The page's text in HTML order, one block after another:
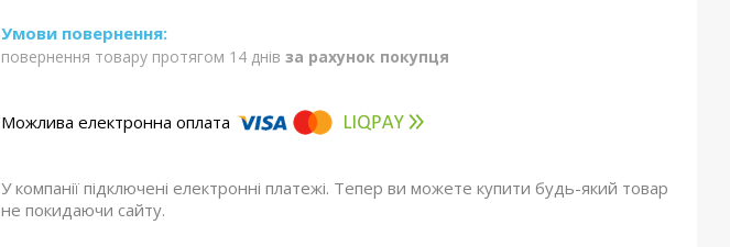
повернення товару протягом 14 днів за рахунок покупця
У компанії підключені електронні платежі. Тепер ви можете купити будь-який товар
не покидаючи сайту.